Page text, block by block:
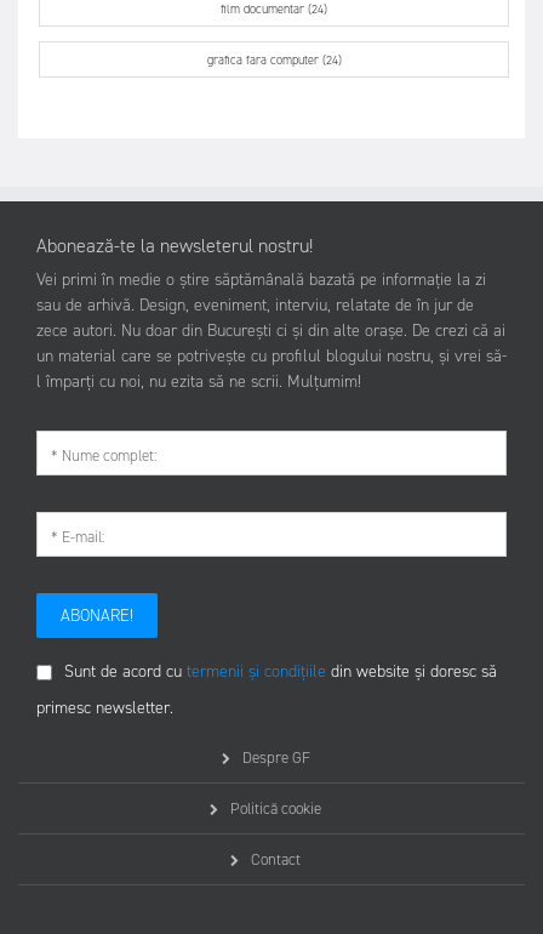
film documentar (24)
grafica fara computer (24)
Abonează-te la newsleterul nostru!
Vei primi în medie o știre săptămânală bazată pe informație la zi
sau de arhivă. Design, eveniment, interviu, relatate de în jur de
zece autori. Nu doar din București ci și din alte orașe. De crezi că ai
un material care se potrivește cu profilul blogului nostru, și vrei să-
l împarți cu noi, nu ezita să ne scrii. Mulțumim!
ABONARE!
Sunt de acord cu termenii și condițiile din website și doresc să
primesc newsletter.
Despre GF
Politică cookie
Contact